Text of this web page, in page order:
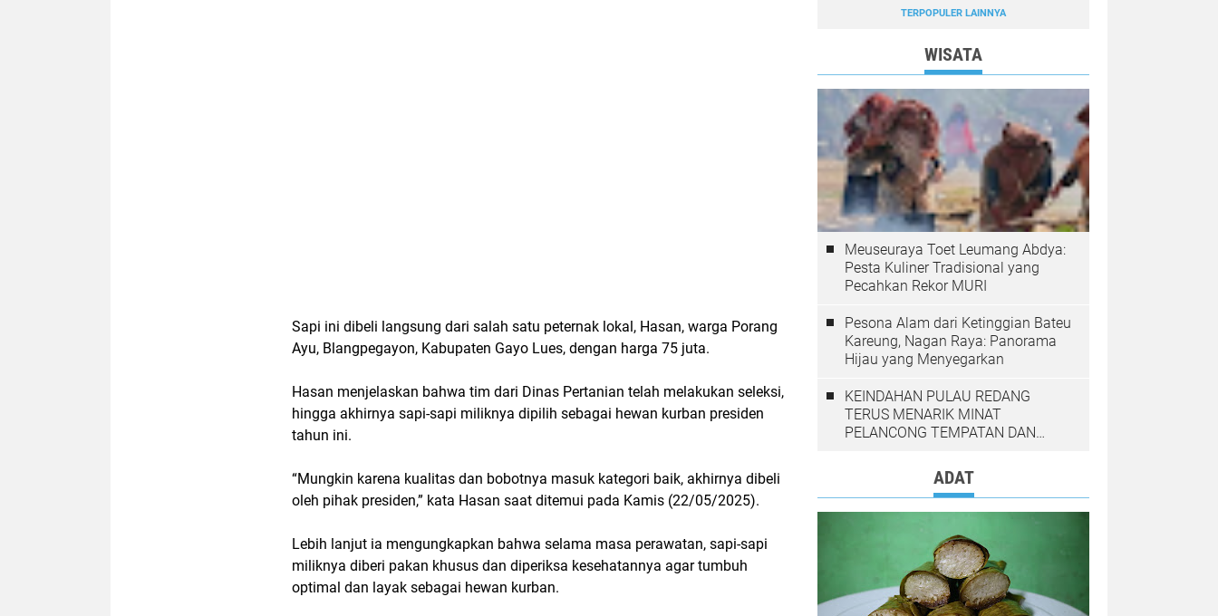
Sapi ini dibeli langsung dari salah satu peternak lokal, Hasan, warga Porang
Ayu, Blangpegayon, Kabupaten Gayo Lues, dengan harga 75 juta.
Hasan menjelaskan bahwa tim dari Dinas Pertanian telah melakukan seleksi,
hingga akhirnya sapi-sapi miliknya dipilih sebagai hewan kurban presiden
tahun ini.
“Mungkin karena kualitas dan bobotnya masuk kategori baik, akhirnya dibeli
oleh pihak presiden,” kata Hasan saat ditemui pada Kamis (22/05/2025).
Lebih lanjut ia mengungkapkan bahwa selama masa perawatan, sapi-sapi
miliknya diberi pakan khusus dan diperiksa kesehatannya agar tumbuh
optimal dan layak sebagai hewan kurban.
TERPOPULER LAINNYA
WISATA
Meuseuraya Toet Leumang Abdya:
Pesta Kuliner Tradisional yang
Pecahkan Rekor MURI
Pesona Alam dari Ketinggian Bateu
Kareung, Nagan Raya: Panorama
Hijau yang Menyegarkan
KEINDAHAN PULAU REDANG
TERUS MENARIK MINAT
PELANCONG TEMPATAN DAN
ADAT